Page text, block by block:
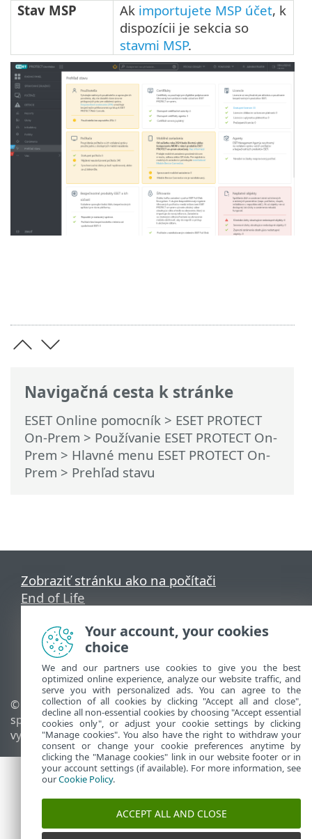
Navigačná cesta k stránke
ESET Online pomocník > ESET PROTECT
On-Prem > Používanie ESET PROTECT On-
Prem > Hlavné menu ESET PROTECT On-
Prem > Prehľad stavu
Stav MSP
Ak importujete MSP účet, k
dispozícii je sekcia so
stavmi MSP.
Zobraziť stránku ako na počítači
End of Life
ESET Fórum
ESET Status Portal
Technická podpora
© 1992 - 2026 ESET,
spol. s r. o. Všetky práva
vyhradené.
Spravovať súbory cookie
Zásady používania súborov
cookie
Your account, your cookies
choice
We and our partners use cookies to give you the best
optimized online experience, analyze our website traffic, and
serve you with personalized ads. You can agree to the
collection of all cookies by clicking "Accept all and close",
decline all non-essential cookies by choosing "Accept essential
cookies only", or adjust your cookie settings by clicking
"Manage cookies". You also have the right to withdraw your
consent or change your cookie preferences anytime by
clicking the "Manage cookies" link in our website footer or in
your account settings (if available). For more information, see
ourCookie Policy.
ACCEPT ALL AND CLOSE